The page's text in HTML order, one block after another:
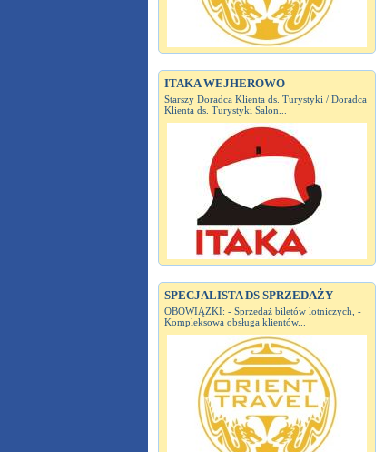
ITAKA WEJHEROWO
Starszy Doradca Klienta ds. Turystyki / Doradca
Klienta ds. Turystyki Salon...
SPECJALISTA DS SPRZEDAŻY
OBOWIĄZKI: - Sprzedaż biletów lotniczych, -
Kompleksowa obsługa klientów...